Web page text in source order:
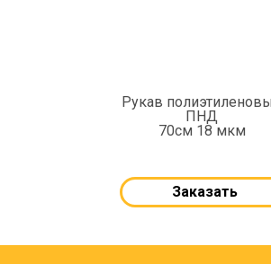
Рукав
ПНД
70см 18 мкм
Заказать